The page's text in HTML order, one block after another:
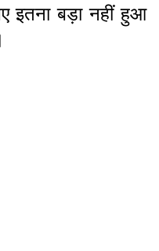
इतना बड़ा नहीं हुआ